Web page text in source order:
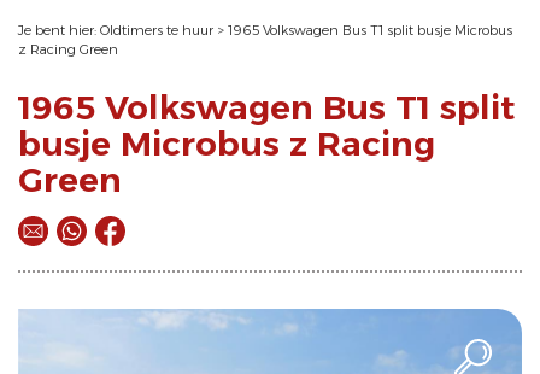
Je bent hier: Oldtimers te huur > 1965 Volkswagen Bus T1 split busje Microbus
z Racing Green
1965 Volkswagen Bus T1 split
busje Microbus z Racing
Green